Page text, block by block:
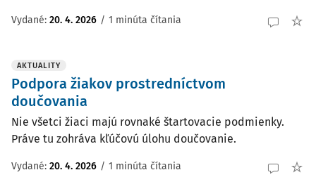
Vydané: 20. 4. 2026 / 1 minúta čítania
AKTUALITY
Podpora žiakov prostredníctvom
doučovania
Nie všetci žiaci majú rovnaké štartovacie podmienky.
Práve tu zohráva kľúčovú úlohu doučovanie.
Vydané: 20. 4. 2026 / 1 minúta čítania